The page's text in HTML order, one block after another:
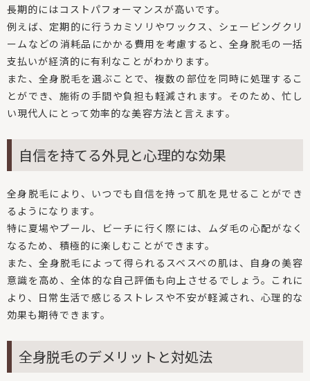
長期的にはコストパフォーマンスが高いです。
例えば、定期的に行うカミソリやワックス、シェービングクリ
ームなどの消耗品にかかる費用を考慮すると、全身脱毛の一括
支払いが経済的に有利なことがわかります。
また、全身脱毛を選ぶことで、複数の部位を同時に処理するこ
とができ、施術の手間や負担も軽減されます。そのため、忙し
い現代人にとって効率的な美容方法と言えます。
自信を持てる外見と心理的な効果
全身脱毛により、いつでも自信を持って肌を見せることができ
るようになります。
特に夏場やプール、ビーチに行く際には、ムダ毛の心配がなく
なるため、積極的に楽しむことができます。
また、全身脱毛によって得られるスベスベの肌は、自身の美容
意識を高め、全体的な自己評価も向上させるでしょう。これに
より、日常生活で感じるストレスや不安が軽減され、心理的な
効果も期待できます。
全身脱毛のデメリットと対処法